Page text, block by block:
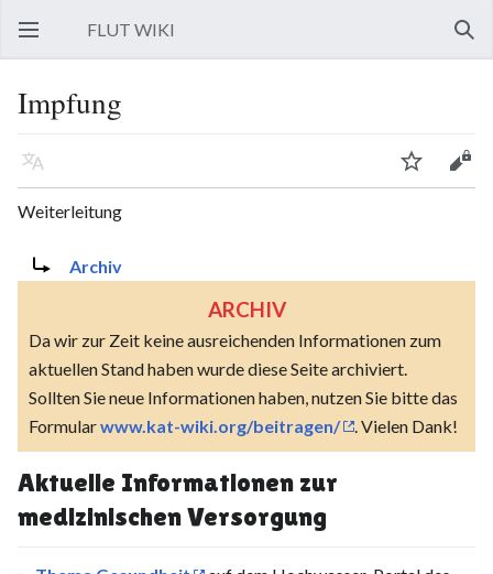
Hauptmenü öffnen
FLUT WIKI
Impfung
Sprache Beobachten
Bearbeiten
Weiterleitung
Archiv
ARCHIV
Da wir zur Zeit keine ausreichenden Informationen zum
aktuellen Stand haben wurde diese Seite archiviert.
Sollten Sie neue Informationen haben, nutzen Sie bitte das
Formularwww.kat-wiki.org/beitragen/ . Vielen Dank!
Aktuelle Informationen zur
medizinischen Versorgung